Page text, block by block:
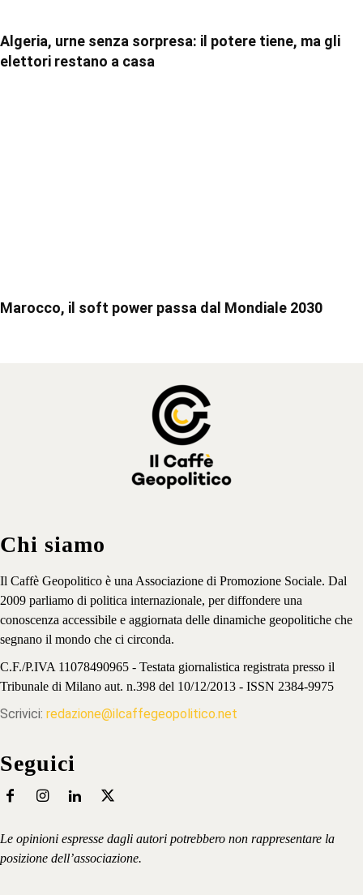
Algeria, urne senza sorpresa: il potere tiene, ma gli
elettori restano a casa
Marocco, il soft power passa dal Mondiale 2030
Chi siamo
Il Caffè Geopolitico è una Associazione di Promozione Sociale. Dal
2009 parliamo di politica internazionale, per diffondere una
conoscenza accessibile e aggiornata delle dinamiche geopolitiche che
segnano il mondo che ci circonda.
C.F./P.IVA 11078490965 - Testata giornalistica registrata presso il
Tribunale di Milano aut. n.398 del 10/12/2013 - ISSN 2384-9975
Scrivici: redazione@ilcaffegeopolitico.net
Seguici
Le opinioni espresse dagli autori potrebbero non rappresentare la
posizione dell’associazione.